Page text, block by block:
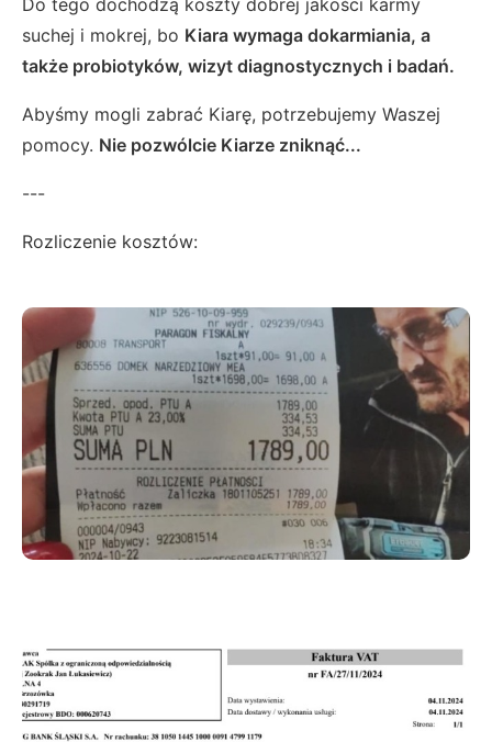
suchej i mokrej, bo Kiara wymaga dokarmiania, a
także probiotyków, wizyt diagnostycznych i badań.
Abyśmy mogli zabrać Kiarę, potrzebujemy Waszej
pomocy. Nie pozwólcie Kiarze zniknąć...
---
Rozliczenie kosztów: